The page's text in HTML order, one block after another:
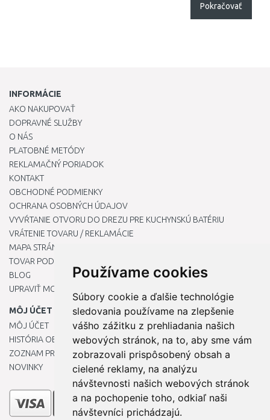
Používame cookies
Súbory cookie a ďalšie technológie
sledovania používame na zlepšenie
vášho zážitku z prehliadania našich
webových stránok, na to, aby sme vám
zobrazovali prispôsobený obsah a
cielené reklamy, na analýzu
návštevnosti našich webových stránok
a na pochopenie toho, odkiaľ naši
návštevníci prichádzajú.
Pokračovať
INFORMÁCIE
AKO NAKUPOVAŤ
DOPRAVNÉ SLUŽBY
O NÁS
PLATOBNÉ METÓDY
REKLAMAČNÝ PORIADOK
KONTAKT
OBCHODNÉ PODMIENKY
OCHRANA OSOBNÝCH ÚDAJOV
VYVŔTANIE OTVORU DO DREZU PRE KUCHYNSKÚ BATÉRIU
VRÁTENIE TOVARU / REKLAMÁCIE
MAPA STRÁNOK
TOVAR PODĽA ZNAČIEK
BLOG
UPRAVIŤ MOJE PREDVOĽBY COOKIES
MÔJ ÚČET
MÔJ ÚČET
HISTÓRIA OBJEDNÁVOK
ZOZNAM PRIANÍ
NOVINKY